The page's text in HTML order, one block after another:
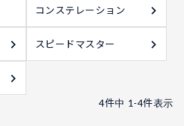
コンステレーション
スピードマスター
4件中 1 -4件表示